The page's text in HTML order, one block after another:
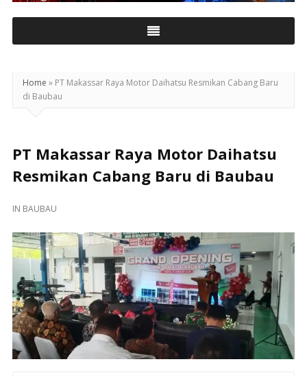
Home » PT Makassar Raya Motor Daihatsu Resmikan Cabang Baru
di Baubau
PT Makassar Raya Motor Daihatsu
Resmikan Cabang Baru di Baubau
IN BAUBAU